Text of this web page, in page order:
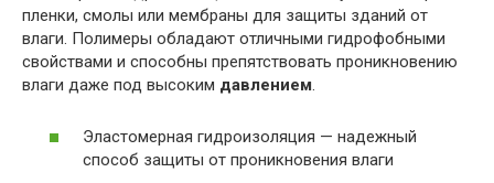
пленки, смолы или мембраны для защиты зданий от
влаги. Полимеры обладают отличными гидрофобными
свойствами и способны препятствовать проникновению
влаги даже под высоким давлением.
Эластомерная гидроизоляция — надежный
способ защиты от проникновения влаги